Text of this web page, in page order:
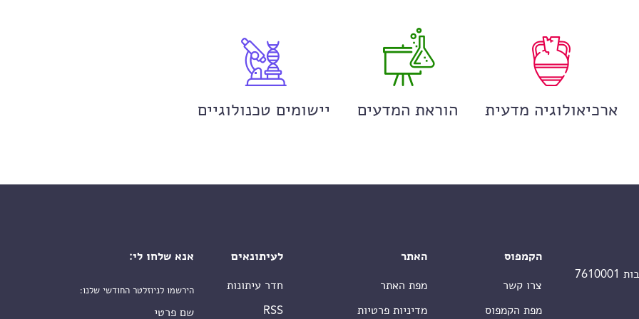
ארכיאולוגיה מדעית הוראת המדעים יישומים טכנולוגיים
הקמפוס
צרו קשר
מפת הקמפוס
האתר
מפת האתר
מדיניות פרטיות
לעיתונאים
חדר עיתונות
RSS
אנא שלחו לי:
הירשמו לניוזלטר החודשי שלנו: